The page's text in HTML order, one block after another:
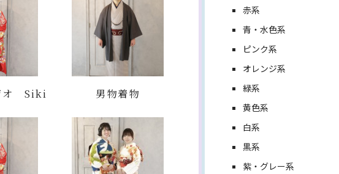
オ Siki 男物着物
赤系
青・水色系
ピンク系
オレンジ系
緑系
黄色系
白系
黒系
紫・グレー系